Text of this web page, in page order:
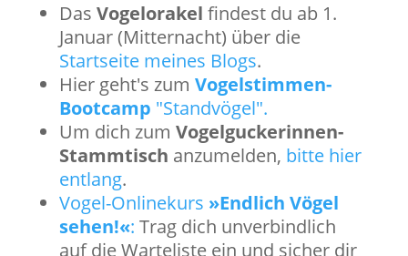
Das Vogelorakel findest du ab 1.
Januar (Mitternacht) über die
Startseite meines Blogs.
Hier geht's zum Vogelstimmen-
Bootcamp "Standvögel".
Um dich zum Vogelguckerinnen-
Stammtisch anzumelden, bitte hier
entlang.
Vogel-Onlinekurs »Endlich Vögel
sehen!«: Trag dich unverbindlich
auf die Warteliste ein und sicher dir